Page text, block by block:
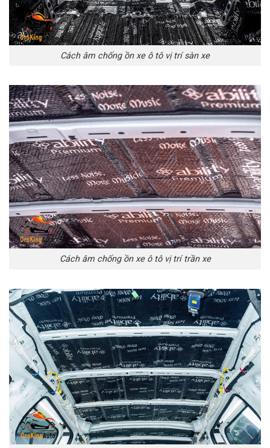
Cách âm chống ồn xe ô tô vị trí sàn xe
Cách âm chống ồn xe ô tô vị trí trần xe